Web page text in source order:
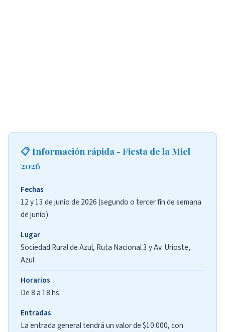
📋 Información rápida - Fiesta de la Miel
2026
Fechas
12 y 13 de junio de 2026 (segundo o tercer fin de semana
de junio)
Lugar
Sociedad Rural de Azul, Ruta Nacional 3 y Av. Uríoste,
Azul
Horarios
De 8 a 18 hs.
Entradas
La entrada general tendrá un valor de $10.000, con